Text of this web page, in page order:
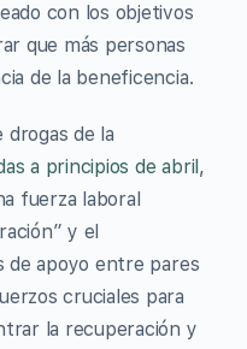
con los objetivos
que más personas
de la beneficencia.
drogas de la
a principios de abril,
fuerza laboral
y el
de apoyo entre pares
cruciales para
la recuperación y